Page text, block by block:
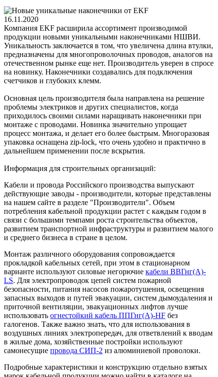
16.11.2020
Компания EKF расширила ассортимент производимой
продукции новыми уникальными наконечниками НШВИ.
Уникальность заключается в том, что увеличена длина втулки,
предназначены для многопроволочных проводов, аналогов на
отечественном рынке еще нет. Производитель уверен в спросе
на новинку. Наконечники создавались для подключения
счетчиков и глубоких клемм.
Основная цель производителя была направлена на решение
проблемы электриков и других специалистов, когда
приходилось своими силами наращивать наконечники при
монтаже с проводами. Новинка значительно упрощает
процесс монтажа, и делает его более быстрым. Многоразовая
упаковка оснащена zip-lock, что очень удобно и практично в
дальнейшем применении после вскрытия.
Информация для строительных организаций:
Кабели и провода Российского производства выпускают
действующие заводы - производители, которые представлены
на нашем сайте в разделе "Производители". Объем
потребления кабельной продукции растет с каждым годом в
связи с большими темпами роста строительства объектов,
развитием транспортной инфраструктуры и развитием малого
и среднего бизнеса в стране в целом.
Монтаж различного оборудования сопровождается
прокладкой кабельных сетей, при этом в стационарном
варианте используют силовые негорючие кабели ВВГнг(А)-
LS. Для электропроводок цепей систем пожарной
безопасности, питания насосов пожаротушения, освещения
запасных выходов и путей эвакуации, систем дымоудаления и
приточной вентиляции, эвакуационных лифтов лучше
использовать огнестойкий кабель ППГнг(А)-HF без
галогенов. Также важно знать, что для использования в
воздушных линиях электропередач, для ответвлений к вводам
в жилые дома, хозяйственные постройки используют
самонесущие провода СИП-2 из алюминиевой проволоки.
Подробные характеристики и конструкцию отдельно взятых